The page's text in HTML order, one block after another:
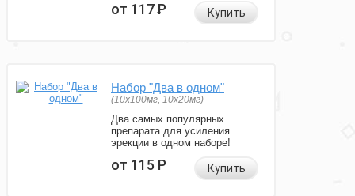
от 117Р Купить
Набор "Два в одном"
(10x100мг, 10x20мг)
Два самых популярных
препарата для усиления
эрекции в одном наборе!
от 115Р Купить